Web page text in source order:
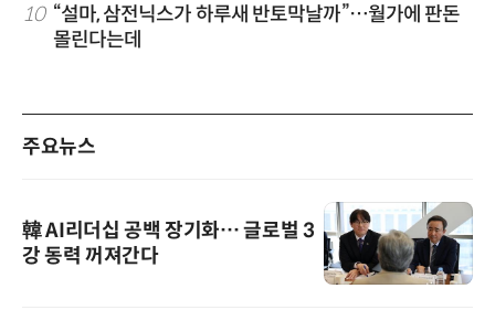
10 “설마, 삼전닉스가 하루새 반토막날까”…월가에 판돈
몰린다는데
주요뉴스
韓 AI리더십 공백 장기화… 글로벌 3
강 동력 꺼져간다